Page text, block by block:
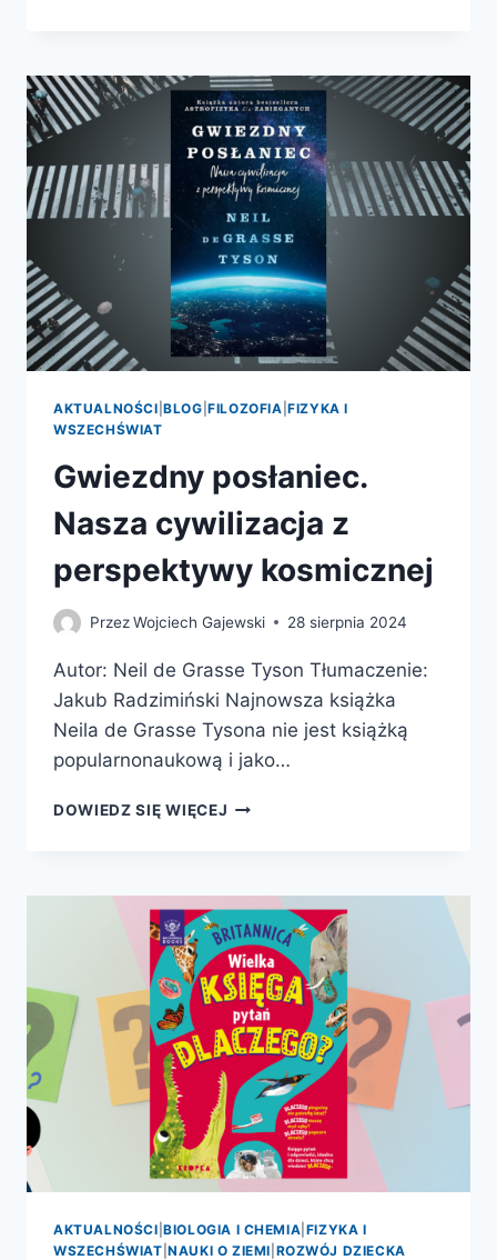
PIES
I
INNE
NAUKOWE
TAJEMNICE
WSZECHŚWIATA!
AKTUALNOŚCI |BLOG |FILOZOFIA |FIZYKA I
WSZECHŚWIAT
Gwiezdny posłaniec.
Nasza cywilizacja z
perspektywy kosmicznej
PrzezWojciech Gajewski 28 sierpnia 2024
Autor: Neil de Grasse Tyson Tłumaczenie:
Jakub Radzimiński Najnowsza książka
Neila de Grasse Tysona nie jest książką
popularnonaukową i jako…
DOWIEDZ SIĘ WIĘCEJ GWIEZDNY
Z
PERSPEKTYWY
KOSMICZNEJ
AKTUALNOŚCI |BIOLOGIA I CHEMIA FIZYKA I
WSZECHŚWIAT |NAUKI O ZIEMI ROZWÓJ DZIECKA